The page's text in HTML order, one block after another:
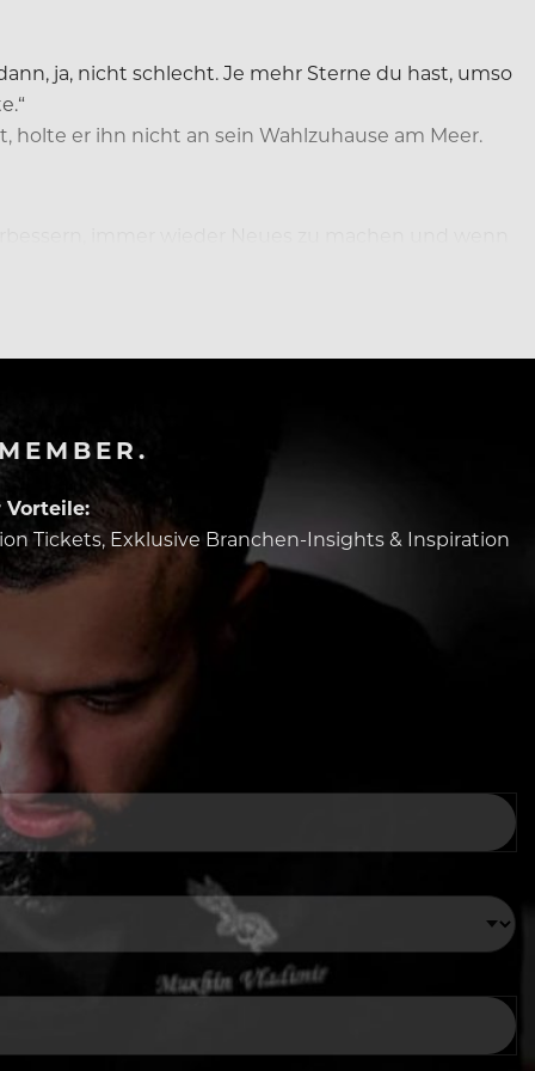
ja, nicht schlecht. Je mehr Sterne du hast, umso
er ihn nicht an sein Wahlzuhause am Meer.
um die Gäste und nicht um Sterne.“
Vorteile:
Tickets, Exklusive Branchen-Insights & Inspiration